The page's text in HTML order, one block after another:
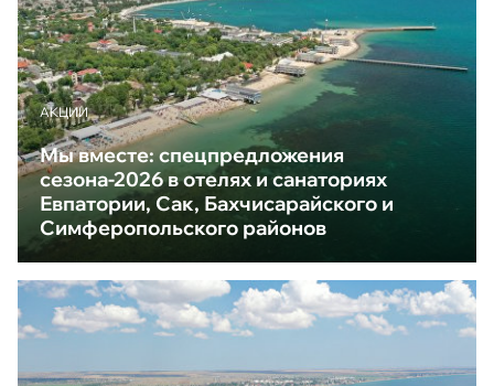
АКЦИИ
Мы вместе: спецпредложения
сезона-2026 в отелях и санаториях
Евпатории, Сак, Бахчисарайского и
Симферопольского районов